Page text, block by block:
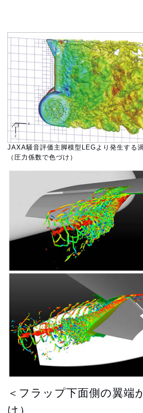
JAXA騒音評価主脚模型LEGより発
（圧力係数で色づけ）
＜フラップ下面側の翼端
け）